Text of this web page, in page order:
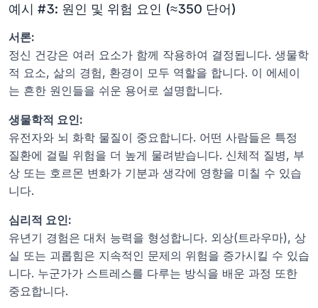
예시 #3: 원인 및 위험 요인 (≈350 단어)
서론:
정신 건강은 여러 요소가 함께 작용하여 결정됩니다. 생물학
적 요소, 삶의 경험, 환경이 모두 역할을 합니다. 이 에세이
는 흔한 원인들을 쉬운 용어로 설명합니다.
생물학적 요인:
유전자와 뇌 화학 물질이 중요합니다. 어떤 사람들은 특정
질환에 걸릴 위험을 더 높게 물려받습니다. 신체적 질병, 부
상 또는 호르몬 변화가 기분과 생각에 영향을 미칠 수 있습
니다.
심리적 요인:
유년기 경험은 대처 능력을 형성합니다. 외상(트라우마), 상
실 또는 괴롭힘은 지속적인 문제의 위험을 증가시킬 수 있습
니다. 누군가가 스트레스를 다루는 방식을 배운 과정 또한
중요합니다.